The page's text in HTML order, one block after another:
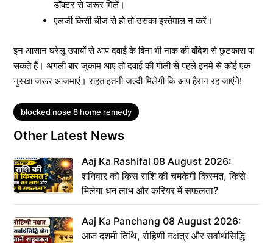
डॉक्टर से जरूर मिलें।
एलर्जी किसी चीज से हो तो उसका इस्तेमाल न करें।
इन आसान घरेलू उपायों से आप दवाई के बिना भी नाक की बंदिश से छुटकारा पा
सकते हैं। अगली बार जुकाम आए तो दवाई की गोली से पहले इनमें से कोई एक
नुस्खा जरूर आजमाएं। राहत इतनी जल्दी मिलेगी कि आप हैरान रह जाएंगे!
Tags
blocked nose 8 home remedy
Other Latest News
Aaj Ka Rashifal 08 August 2026:
शनिवार को किस राशि की चमकेगी किस्मत, किसे
मिलेगा धन लाभ और करियर में सफलता?
Aaj Ka Panchang 08 August 2026:
आज दशमी तिथि, रोहिणी नक्षत्र और सर्वार्थसिद्धि